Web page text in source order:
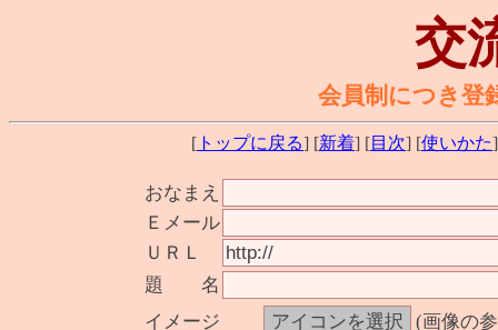
交
会員制につき登
[ トップに戻る] [新着] [目次] [使いかた
おなまえ
Ｅメール
ＵＲＬ
題 名
イメージ
(画像の